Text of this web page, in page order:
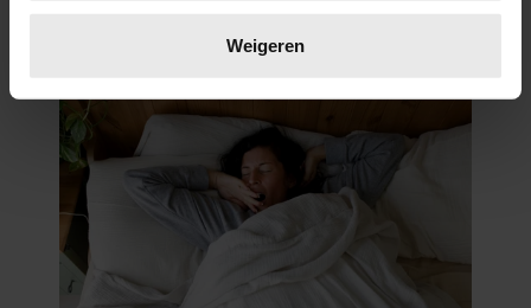
verwerkt en stel uw voorkeuren in het
intrekken in de Cookieverklaring.
We gebruiken cookies om content en advertenties te
personaliseren, om functies voor social media te bieden
en om ons websiteverkeer te analyseren. Ook delen we
informatie over uw gebruik van onze site met onze
partners voor social media, adverteren en analyse. Deze
partners kunnen deze gegevens combineren met andere
Weigeren